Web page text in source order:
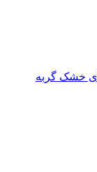
خشک گربه